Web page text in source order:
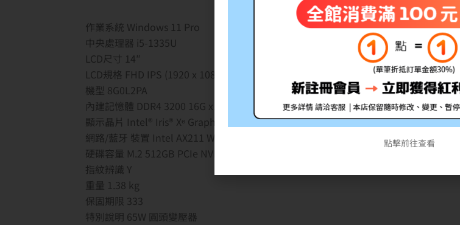
作業系統 Windows 11 Pro
中央處理器 i5-1335U
LCD尺寸 14″
LCD規格 FHD IPS (1920 x 1080)霧面 250 nits, 45% NTSC
機型 8G0L2PA
內建記憶體 DDR4 3200 16G x1 (雙通道, 仍可擴充)
顯示晶片 Intel® Iris® Xᵉ Graphics
網路/藍牙 裝置 Intel AX211 Wi-Fi 6E 160 MHz +Bluetooth 5.3 WW WLAN
硬碟容量 M.2 512GB PCIe NVMe SSD
指紋辨識 Y
重量 1.38 kg
保固期限 333
特別說明 65W 圓頭變壓器
點擊前往查看